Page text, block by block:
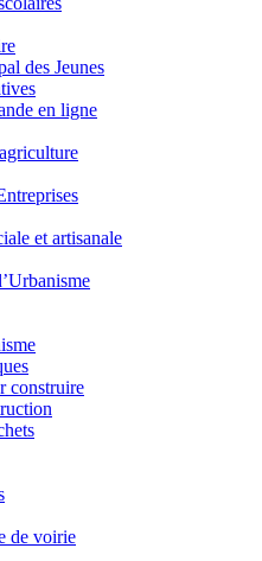
des Jeunes
en ligne
et artisanale
construire
de voirie